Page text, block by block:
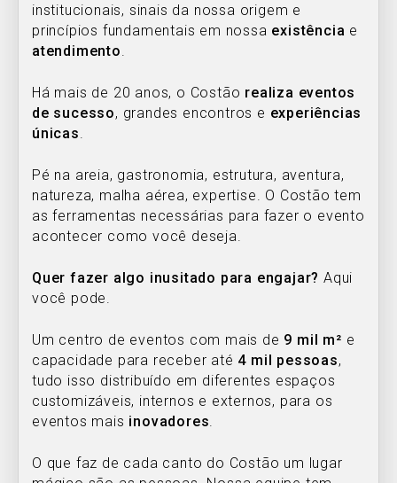
institucionais, sinais da nossa origem e
princípios fundamentais em nossa existência e
atendimento.
Há mais de 20 anos, o Costão realiza eventos
de sucesso, grandes encontros e experiências
únicas.
Pé na areia, gastronomia, estrutura, aventura,
natureza, malha aérea, expertise. O Costão tem
as ferramentas necessárias para fazer o evento
acontecer como você deseja.
Quer fazer algo inusitado para engajar? Aqui
você pode.
Um centro de eventos com mais de 9 mil m² e
capacidade para receber até 4 mil pessoas,
tudo isso distribuído em diferentes espaços
customizáveis, internos e externos, para os
eventos mais inovadores.
O que faz de cada canto do Costão um lugar